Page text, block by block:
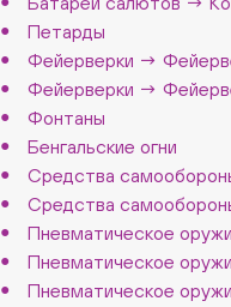
Петарды
Фейерверки →
Фейерверки →
Фонтаны
Бенгальские огни
Средства
Средства
Пневматическое
Пневматическое
Пневматическое